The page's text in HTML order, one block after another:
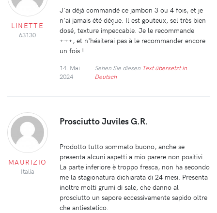
LINETTE
63130
J'ai déjà commandé ce jambon 3 ou 4 fois, et je
n'ai jamais été déçue. Il est gouteux, sel très bien
dosé, texture impeccable. Je le recommande
+++, et n'hésiterai pas à le recommander encore
un fois !
14. Mai
2024
Sehen Sie diesen Text übersetzt in
Deutsch
MAURIZIO
Italia
Prosciutto Juviles G.R.
Prodotto tutto sommato buono, anche se
presenta alcuni aspetti a mio parere non positivi.
La parte inferiore è troppo fresca, non ha secondo
me la stagionatura dichiarata di 24 mesi. Presenta
inoltre molti grumi di sale, che danno al
prosciutto un sapore eccessivamente sapido oltre
che antiestetico.